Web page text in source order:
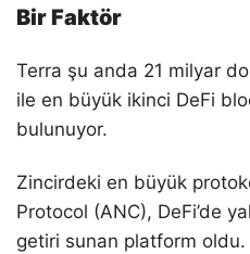
Bir Faktör
Terra şu anda 21 milyar
ile en büyük ikinci DeFi
bulunuyor.
Zincirdeki en büyük
Protocol (ANC), DeFi’de
getiri sunan platform oldu.